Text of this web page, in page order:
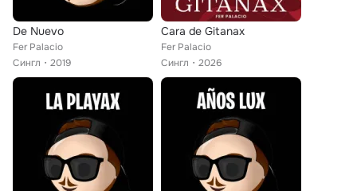
De Nuevo
Fer Palacio
Сингл
2019
Cara de Gitanax
Fer Palacio
Сингл
2026